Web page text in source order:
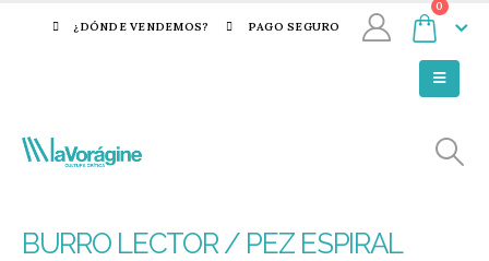
¿DÓNDE VENDEMOS? PAGO SEGURO
0
BURRO LECTOR / PEZ ESPIRAL